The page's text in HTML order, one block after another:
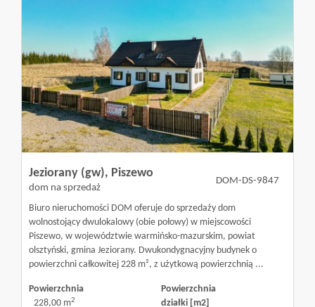
Oferty
Mieszkania
Domy
Jeziorany (gw), Piszewo
dom na sprzedaż
DOM-DS-9847
Biuro nieruchomości DOM oferuje do sprzedaży dom
wolnostojący dwulokalowy (obie połowy) w miejscowości
Piszewo, w województwie warmińsko-mazurskim, powiat
olsztyński, gmina Jeziorany. Dwukondygnacyjny budynek o
powierzchni całkowitej 228 m², z użytkową powierzchnią ...
Powierzchnia
228,00 m2
Powierzchnia
działki [m2]